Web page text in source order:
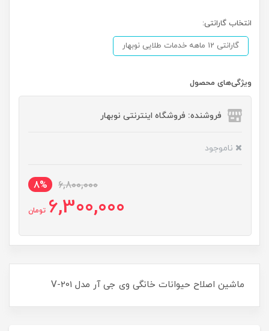
انتخاب گارانتی:
گارانتی 12 ماهه خدمات طلایی نوبهار
ویژگی‌های محصول
فروشنده: فروشگاه اینترنتی نوبهار
ناموجود
6,800,000
8%
6,300,000 تومان
ماشین اصلاح حیوانات خانگی وی جی آر مدل V-201